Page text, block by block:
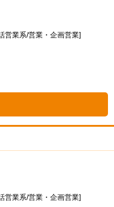
営業系/営業・企画営業]
営業系/営業・企画営業]